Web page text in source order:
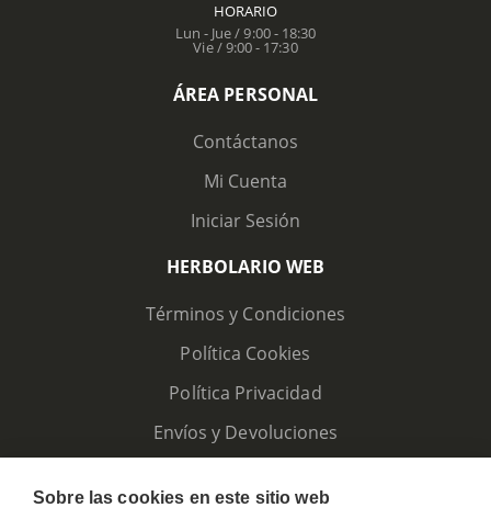
HORARIO
Lun - Jue / 9:00 - 18:30
Vie / 9:00 - 17:30
ÁREA PERSONAL
Contáctanos
Mi Cuenta
Iniciar Sesión
HERBOLARIO WEB
Términos y Condiciones
Política Cookies
Política Privacidad
Envíos y Devoluciones
Sobre las cookies en este sitio web